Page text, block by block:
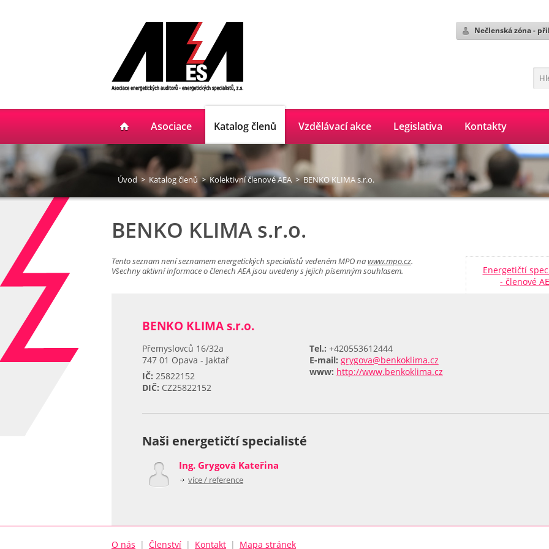
Nečlenská zóna -
Asociace Katalog členů Vzdělávací akce Legislativa Kontakty
Úvod > Katalog členů > Kolektivní členové AEA > BENKO KLIMA s.r.o.
BENKO KLIMA s.r.o.
Energetičtí
- členové
Tento seznam není seznamem energetických specialistů vedeném MPO nawww.mpo.cz.
Všechny aktivní informace o členech AEA jsou uvedeny s jejich písemným souhlasem.
BENKO KLIMA s.r.o.
Přemyslovců 16/32a
747 01 Opava - Jaktař
IČ: 25822152
DIČ: CZ25822152
Tel.: +420553612444
E-mail: grygova@benkoklima.cz
www: http://www.benkoklima.cz
Naši energetičtí specialisté
Ing. Grygová Kateřina
více / reference
O nás | Členství | Kontakt | Mapa stránek